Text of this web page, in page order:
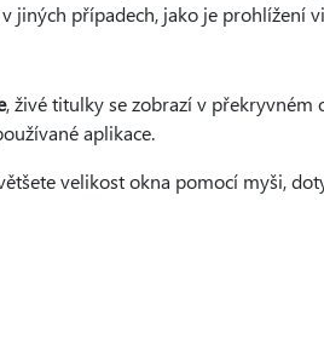
jiných případech, jako je prohlížení
, živé titulky se zobrazí v překryvném
aplikace.
velikost okna pomocí myši,